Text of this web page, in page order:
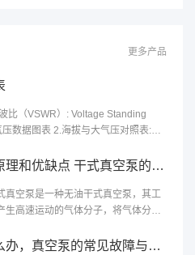
更多产品
比（VSWR）: Voltage Standing
数据图表 2.海拔与大气压对照表:海
干式真空泵的工作原理和优缺点 干式真空泵的性能特点
真空泵是一种无油干式真空泵，其工
生高速运动的气体分子，将气体分子
优点包括......
真空泵吸力不足怎么办，真空泵的常见故障与修理